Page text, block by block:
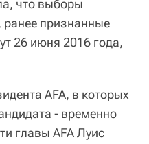
что выборы
ранее признанные
26 июня 2016 года,
AFA, в которых
- временно
главы AFA Луис